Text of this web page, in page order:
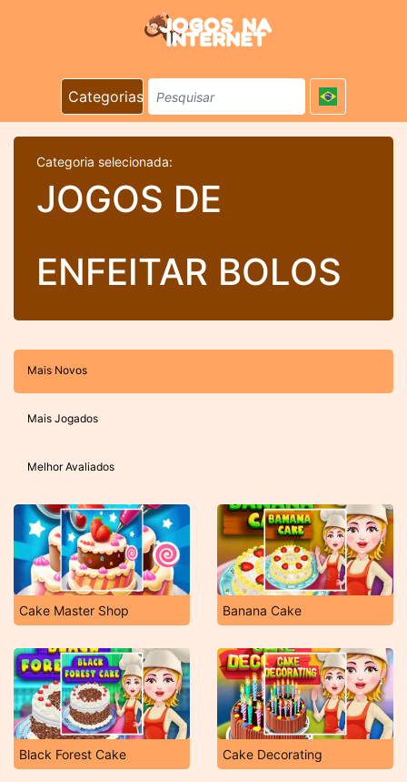
Categorias
Categoria selecionada:
JOGOS DE
ENFEITAR BOLOS
Mais Novos
Mais Jogados
Melhor Avaliados
Cake Master Shop Banana Cake
Black Forest Cake Cake Decorating